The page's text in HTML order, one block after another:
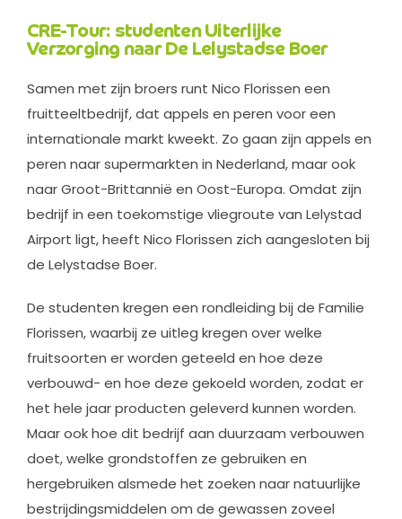
CRE-Tour: studenten Uiterlijke
Verzorging naar De Lelystadse Boer
Samen met zijn broers runt Nico Florissen een
fruitteeltbedrijf, dat appels en peren voor een
internationale markt kweekt. Zo gaan zijn appels en
peren naar supermarkten in Nederland, maar ook
naar Groot-Brittannië en Oost-Europa. Omdat zijn
bedrijf in een toekomstige vliegroute van Lelystad
Airport ligt, heeft Nico Florissen zich aangesloten bij
de Lelystadse Boer.
De studenten kregen een rondleiding bij de Familie
Florissen, waarbij ze uitleg kregen over welke
fruitsoorten er worden geteeld en hoe deze
verbouwd- en hoe deze gekoeld worden, zodat er
het hele jaar producten geleverd kunnen worden.
Maar ook hoe dit bedrijf aan duurzaam verbouwen
doet, welke grondstoffen ze gebruiken en
hergebruiken alsmede het zoeken naar natuurlijke
bestrijdingsmiddelen om de gewassen zoveel